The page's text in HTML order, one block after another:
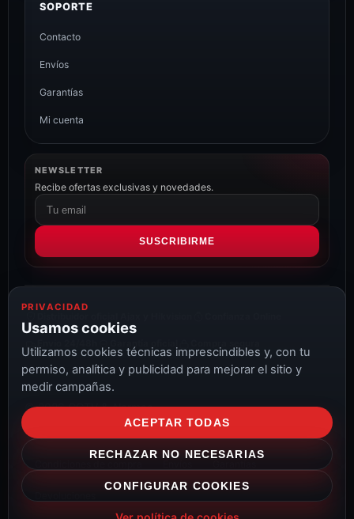
SOPORTE
Contacto
Envíos
Garantías
Mi cuenta
NEWSLETTER
Recibe ofertas exclusivas y novedades.
Correo
electrónico
SUSCRIBIRME
© 2026 CCTV & Alarmas
PRIVACIDAD
Usamos cookies
Utilizamos cookies técnicas imprescindibles y, con tu
permiso, analítica y publicidad para mejorar el sitio y
medir campañas.
ACEPTAR TODAS
RECHAZAR NO NECESARIAS
CONFIGURAR COOKIES